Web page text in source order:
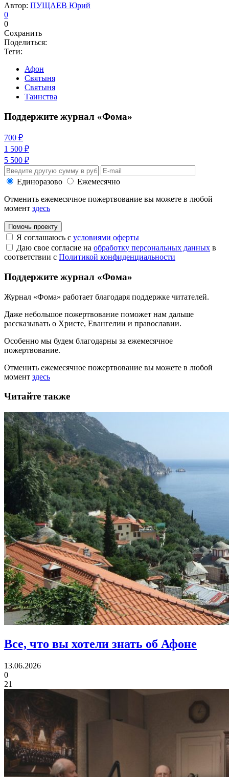
Автор: ПУЩАЕВ Юрий
0
0
Сохранить
Поделиться:
Теги:
Афон
Святыня
Святыня
Таинства
Поддержите журнал «Фома»
700 ₽
1 500 ₽
5 500 ₽
Единоразово
Ежемесячно
Отменить ежемесячное пожертвование вы можете в любой
момент здесь
Помочь проекту
Я соглашаюсь с условиями оферты
Даю свое согласие на обработку персональных данных в
соответствии с Политикой конфиденциальности
Поддержите журнал «Фома»
Журнал «Фома» работает благодаря поддержке читателей.
Даже небольшое пожертвование поможет нам дальше
рассказывать о Христе, Евангелии и православии.
Особенно мы будем благодарны за ежемесячное
пожертвование.
Отменить ежемесячное пожертвование вы можете в любой
момент здесь
Читайте также
Все, что вы хотели знать об Афоне
13.06.2026
0
21